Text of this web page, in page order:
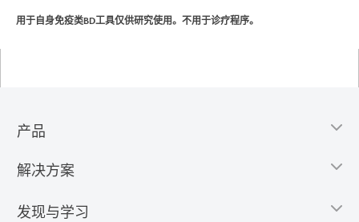
用于自身免疫类BD工具仅供研究使用。不用于诊疗程序。
产品
解决方案
发现与学习